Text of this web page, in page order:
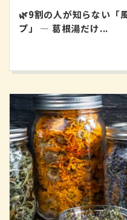
🌿9割の人が知らない「
プ」 ― 葛根湯だけ...